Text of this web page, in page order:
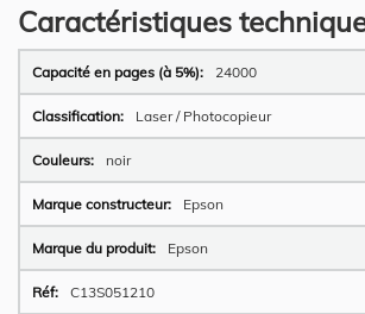
Caractéristiques
Plus
d’information
24000
Laser / Photocopieur
noir
Epson
Epson
C13S051210